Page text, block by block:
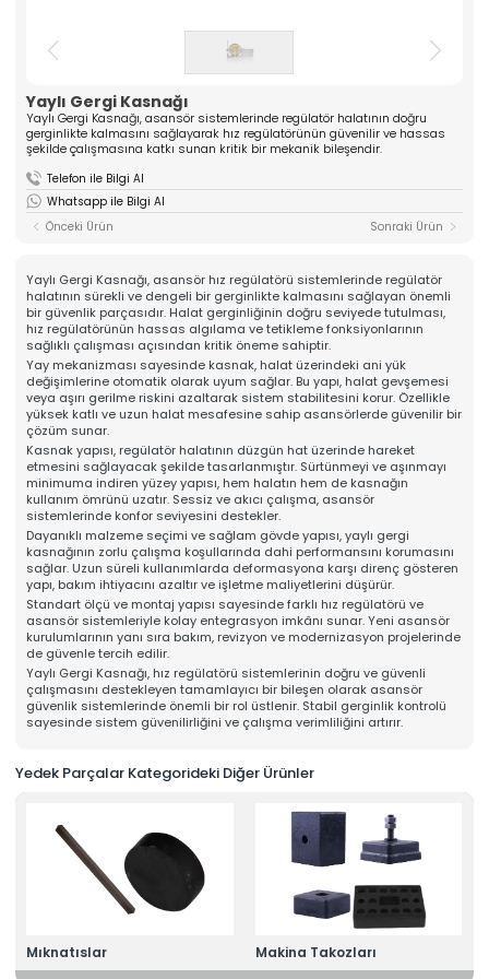
Kurumsal
» Hakkımızda
Ürünlerimiz
» Tırnak Grubu
» Kablo Grubu
» Halat Şişesi Grubu
» Plastik Grubu
» Konsol Grubu
» Yedek Parçalar
Kalite
» Kalite Belgelerimiz
» Kalite Politikamız
Üretim
» Üretim Hattımız
» Özel Üretim Yeteneğimiz
Online Katalog
Bize Ulaşın
» İleitşim Bilgilerimiz
» Konum Bilgilerimiz
üreticidir. Mühendislik tecrübesiyle güven veren
çözümler sunar.
» Halat Şişesi Grubu
» Konsol Grubu
» Yedek Parçalar
» Tüm Kategoriler
Tüm hakkı saklıdır. Sitemizde kullanılan tüm içerik ve görseller
Mahens Asansör'e ait olup izinsiz kullanımı hukuki yaptırıma tabidir.
İhracat & Lojistik
Haberler
Kariyer
İletişim
Yaylı Gergi Kasnağı
Yaylı Gergi Kasnağı, asansör sistemlerinde regülatör halatının doğru
gerginlikte kalmasını sağlayarak hız regülatörünün güvenilir ve hassas
şekilde çalışmasına katkı sunan kritik bir mekanik bileşendir.
Telefon ile Bilgi Al
Whatsapp ile Bilgi Al
Önceki Ürün
Sonraki Ürün
Yaylı Gergi Kasnağı, asansör hız regülatörü sistemlerinde regülatör
halatının sürekli ve dengeli bir gerginlikte kalmasını sağlayan önemli
bir güvenlik parçasıdır. Halat gerginliğinin doğru seviyede tutulması,
hız regülatörünün hassas algılama ve tetikleme fonksiyonlarının
sağlıklı çalışması açısından kritik öneme sahiptir.
Yay mekanizması sayesinde kasnak, halat üzerindeki ani yük
değişimlerine otomatik olarak uyum sağlar. Bu yapı, halat gevşemesi
veya aşırı gerilme riskini azaltarak sistem stabilitesini korur. Özellikle
yüksek katlı ve uzun halat mesafesine sahip asansörlerde güvenilir bir
çözüm sunar.
Kasnak yapısı, regülatör halatının düzgün hat üzerinde hareket
etmesini sağlayacak şekilde tasarlanmıştır. Sürtünmeyi ve aşınmayı
minimuma indiren yüzey yapısı, hem halatın hem de kasnağın
kullanım ömrünü uzatır. Sessiz ve akıcı çalışma, asansör
sistemlerinde konfor seviyesini destekler.
Dayanıklı malzeme seçimi ve sağlam gövde yapısı, yaylı gergi
kasnağının zorlu çalışma koşullarında dahi performansını korumasını
sağlar. Uzun süreli kullanımlarda deformasyona karşı direnç gösteren
yapı, bakım ihtiyacını azaltır ve işletme maliyetlerini düşürür.
Standart ölçü ve montaj yapısı sayesinde farklı hız regülatörü ve
asansör sistemleriyle kolay entegrasyon imkânı sunar. Yeni asansör
kurulumlarının yanı sıra bakım, revizyon ve modernizasyon projelerinde
de güvenle tercih edilir.
Yaylı Gergi Kasnağı, hız regülatörü sistemlerinin doğru ve güvenli
çalışmasını destekleyen tamamlayıcı bir bileşen olarak asansör
güvenlik sistemlerinde önemli bir rol üstlenir. Stabil gerginlik kontrolü
sayesinde sistem güvenilirliğini ve çalışma verimliliğini artırır.
Yedek Parçalar Kategorideki Diğer Ürünler
Mıknatıslar Makina Takozları